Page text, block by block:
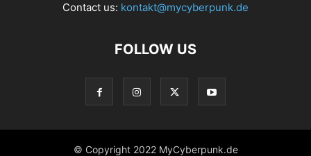
Contact us: kontakt@mycyberpunk.de
FOLLOW US
© Copyright 2022 MyCyberpunk.de